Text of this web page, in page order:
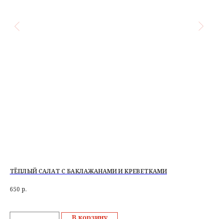
ТЁПЛЫЙ САЛАТ С БАКЛАЖАНАМИ И КРЕВЕТКАМИ
650 р.